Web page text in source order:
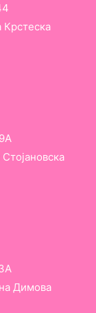
Крстеска
Димова